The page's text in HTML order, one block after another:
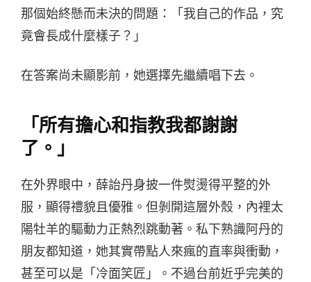
那個始終懸而未決的問題：「我自己的作品，究
竟會長成什麼樣子？」
在答案尚未顯影前，她選擇先繼續唱下去。
「所有擔心和指教我都謝謝
了。」
在外界眼中，薛詒丹身披一件熨燙得平整的外
服，顯得禮貌且優雅。但剝開這層外殼，內裡太
陽牡羊的驅動力正熱烈跳動著。私下熟識阿丹的
朋友都知道，她其實帶點人來瘋的直率與衝動，
甚至可以是「冷面笑匠」。不過台前近乎完美的